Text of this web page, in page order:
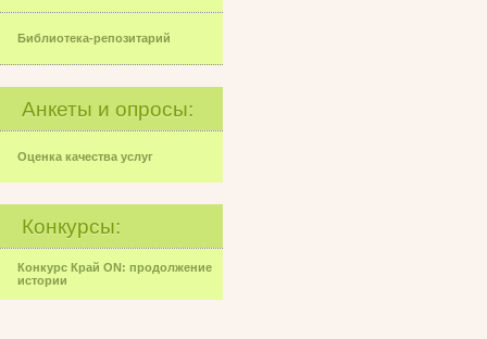
Библиотека-репозитарий
Анкеты и опросы:
Оценка качества услуг
Конкурсы:
Конкурс Край ON: продолжение
истории